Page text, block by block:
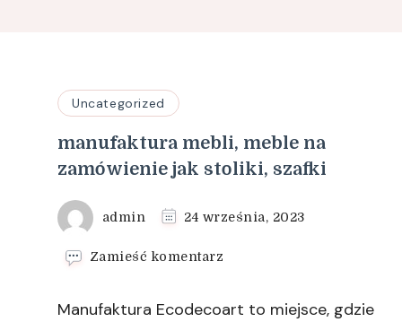
Uncategorized
manufaktura mebli, meble na
zamówienie jak stoliki, szafki
admin 24 września, 2023
Zamieść komentarz
mebli,
Manufaktura Ecodecoart to miejsce, gdzie